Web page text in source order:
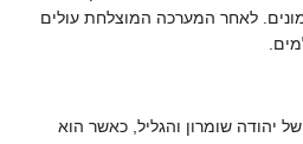
לאחר המערכה המוצלחת עולים
יהודה שומרון והגליל, כאשר הוא